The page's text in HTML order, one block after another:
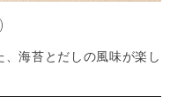
海苔とだしの風味が楽し